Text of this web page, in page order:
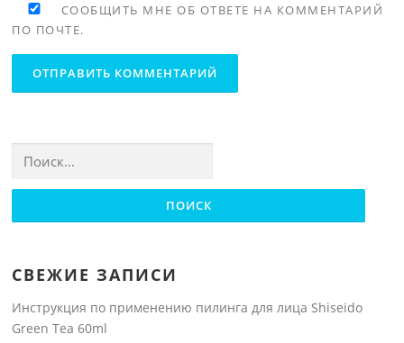
СООБЩИТЬ МНЕ ОБ ОТВЕТЕ НА КОММЕНТАРИЙ
ПО ПОЧТЕ.
СВЕЖИЕ ЗАПИСИ
Инструкция по применению пилинга для лица Shiseido
Green Tea 60ml